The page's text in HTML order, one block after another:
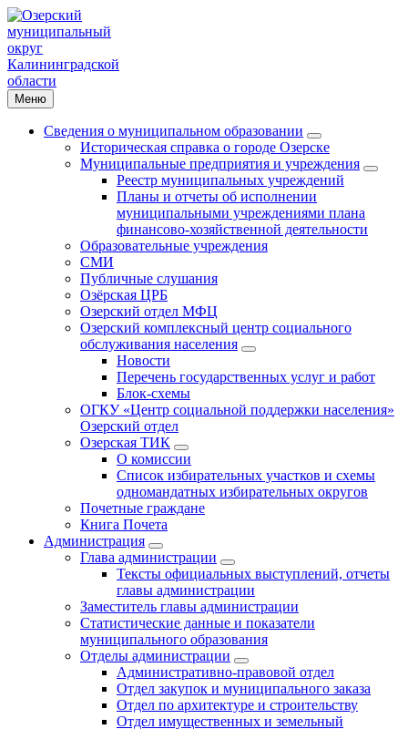
Меню
Сведения о муниципальном образовании
Историческая справка о городе Озерске
Муниципальные предприятия и учреждения
Реестр муниципальных учреждений
Планы и отчеты об исполнении
муниципальными учреждениями плана
финансово-хозяйственной деятельности
Образовательные учреждения
СМИ
Публичные слушания
Озёрская ЦРБ
Озерский отдел МФЦ
Озерский комплексный центр социального
обслуживания населения
Новости
Перечень государственных услуг и работ
Блок-схемы
ОГКУ «Центр социальной поддержки населения»
Озерский отдел
Озерская ТИК
О комиссии
Список избирательных участков и схемы
одномандатных избирательных округов
Почетные граждане
Книга Почета
Администрация
Глава администрации
Тексты официальных выступлений, отчеты
главы администрации
Заместитель главы администрации
Статистические данные и показатели
муниципального образования
Отделы администрации
Административно-правовой отдел
Отдел закупок и муниципального заказа
Отдел по архитектуре и строительству
Отдел имущественных и земельный